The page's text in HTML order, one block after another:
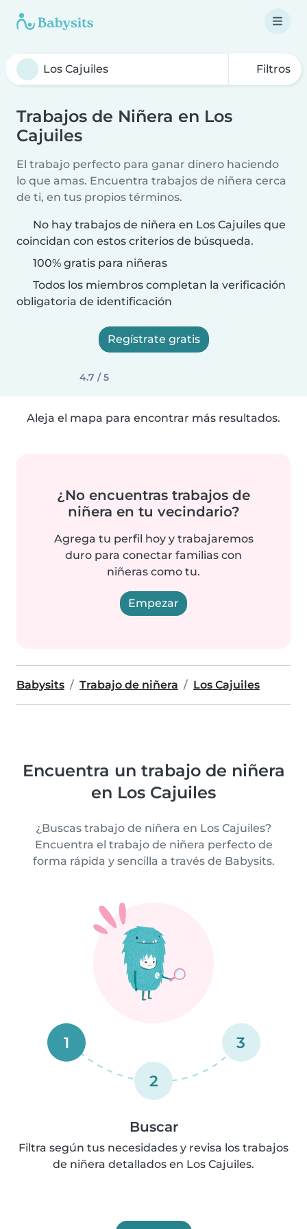
Filtros
Trabajos de Niñera en Los
Cajuiles
El trabajo perfecto para ganar dinero haciendo
lo que amas. Encuentra trabajos de niñera cerca
de ti, en tus propios términos.
No hay trabajos de niñera en Los Cajuiles que
coincidan con estos criterios de búsqueda.
100% gratis para niñeras
Todos los miembros completan la verificación
obligatoria de identificación
Regístrate gratis
4.7 / 5
Aleja el mapa para encontrar más resultados.
¿No encuentras trabajos de
niñera en tu vecindario?
Agrega tu perfil hoy y trabajaremos
duro para conectar familias con
niñeras como tu.
Empezar
Babysits Trabajo de niñera Los Cajuiles
Encuentra un trabajo de niñera
en Los Cajuiles
¿Buscas trabajo de niñera en Los Cajuiles?
Encuentra el trabajo de niñera perfecto de
forma rápida y sencilla a través de Babysits.
1
2
3
Buscar
Filtra según tus necesidades y revisa los trabajos
de niñera detallados en Los Cajuiles.